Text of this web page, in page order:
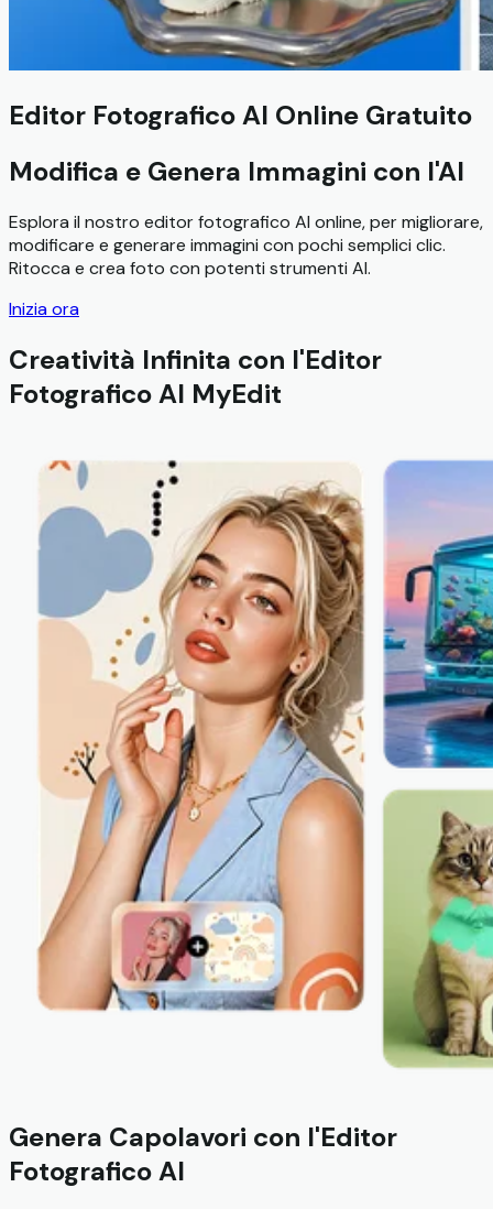
Editor Fotografico AI Online Gratuito
Modifica e Genera Immagini con l'AI
Esplora il nostro editor fotografico AI online, per migliorare,
modificare e generare immagini con pochi semplici clic.
Ritocca e crea foto con potenti strumenti AI.
Inizia ora
Creatività Infinita con l'Editor
Fotografico AI MyEdit
Genera Capolavori con l'Editor
Fotografico AI